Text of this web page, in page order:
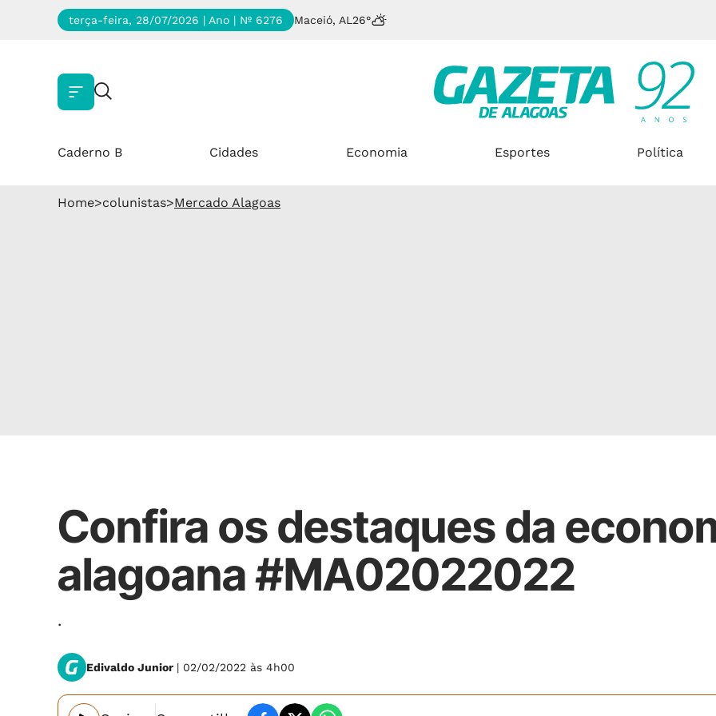
terça-feira, 28/07/2026 | Ano | Nº 6276 Maceió, AL 26°
Caderno B Cidades Economia Esportes Política
Home>colunistas>Mercado Alagoas
Confira os destaques da
alagoana #MA02022022
.
Edivaldo Junior | 02/02/2022 às 4h00